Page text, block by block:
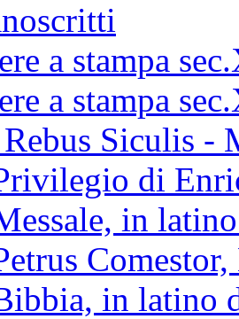
a stampa
a stampa
Siculis -
di
in
in latino